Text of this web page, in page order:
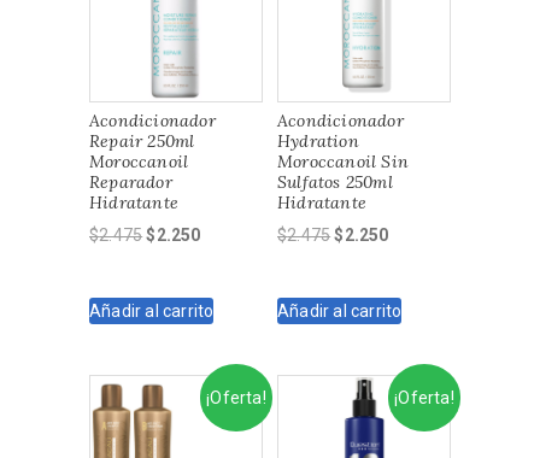
Acondicionador
Repair 250ml
Moroccanoil
Reparador
Hidratante
$2.475El
era:
$2.250El
es:
Añadir al carrito
Acondicionador
Hydration
Moroccanoil Sin
Sulfatos 250ml
Hidratante
$2.475El
era:
$2.250El
es:
Añadir al carrito
¡Oferta! ¡Oferta!